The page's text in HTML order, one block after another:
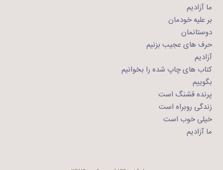
ما آزادیم
بر علیه خودمان
دوستانمان
حرف های عجیب بزنیم
آزادیم
کتاب های چاپ شده را بخوانیم
بگوییم
پرنده قشنگ است
زندگی روبراه است
خیلی خوب است
ما آزادیم